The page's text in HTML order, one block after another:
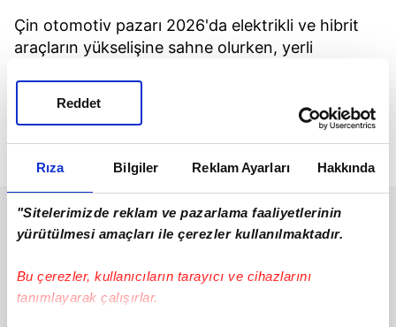
Rıza Bilgiler Reklam Ayarları Hakkında
"Sitelerimizde reklam ve pazarlama faaliyetlerinin
yürütülmesi amaçları ile çerezler kullanılmaktadır.
Bu çerezler, kullanıcıların tarayıcı ve cihazlarını
tanımlayarak çalışırlar.
Reddet
Çin otomotiv pazarı 2026'da elektrikli ve hibrit
araçların yükselişine sahne olurken, yerli
pazarda öne çıktı. Çin Yolcu Araçları Birliği